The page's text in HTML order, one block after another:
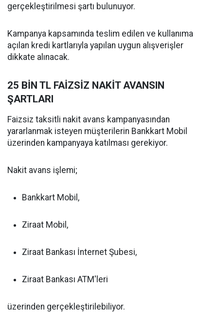
gerçekleştirilmesi şartı bulunuyor.
Kampanya kapsamında teslim edilen ve kullanıma
açılan kredi kartlarıyla yapılan uygun alışverişler
dikkate alınacak.
25 BİN TL FAİZSİZ NAKİT AVANSIN
ŞARTLARI
Faizsiz taksitli nakit avans kampanyasından
yararlanmak isteyen müşterilerin Bankkart Mobil
üzerinden kampanyaya katılması gerekiyor.
Nakit avans işlemi;
Bankkart Mobil,
Ziraat Mobil,
Ziraat Bankası İnternet Şubesi,
Ziraat Bankası ATM'leri
üzerinden gerçekleştirilebiliyor.